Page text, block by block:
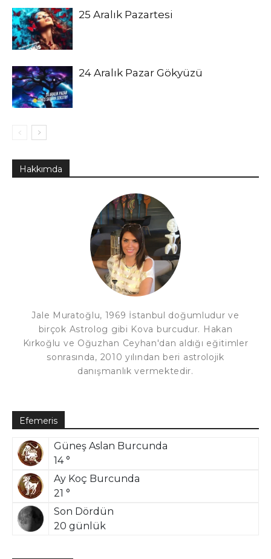
25 Aralık Pazartesi
24 Aralık Pazar Gökyüzü
Hakkımda
Jale Muratoğlu, 1969 İstanbul doğumludur ve
birçok Astrolog gibi Kova burcudur. Hakan
Kırkoğlu ve Oğuzhan Ceyhan'dan aldığı eğitimler
sonrasında, 2010 yılından beri astrolojik
danışmanlık vermektedir.
Efemeris
Güneş Aslan Burcunda
14 °
Ay Koç Burcunda
21 °
Son Dördün
20 günlük